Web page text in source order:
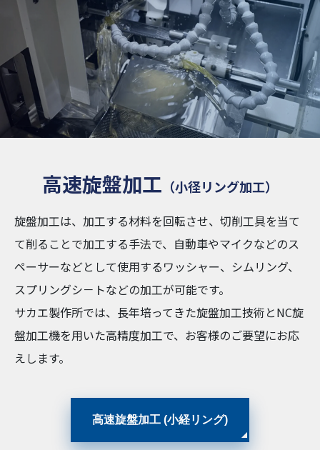
高速旋盤加工 （小径リング加工）
旋盤加工は、加工する材料を回転させ、切削工具を当て
て削ることで加工する手法で、自動車やマイクなどのス
ペーサーなどとして使用するワッシャー、シムリング、
スプリングシ－トなどの加工が可能です。
サカエ製作所では、長年培ってきた旋盤加工技術とNC旋
盤加工機を用いた高精度加工で、お客様のご要望にお応
えします。
高速旋盤加工 (小経リング)